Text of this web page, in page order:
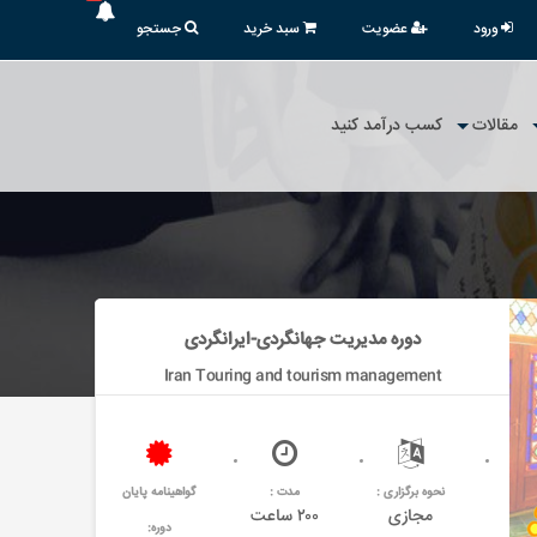
ورود عضویت سبد خرید جستجو
مقالات کسب درآمد کنید
دوره مدیریت جهانگردی-ایرانگردی
Iran Touring and tourism management
نحوه برگزاری :
مجازی
مدت :
۲۰۰ ساعت
گواهینامه پایان
دوره: